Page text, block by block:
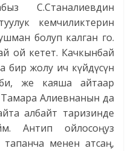
С.Станалиевдин
кемчиликтерин
болуп калган го.
ой кетет. Качкынбай
бир жолу ич күйдүсүн
же каяша айтаар
Тамара Алиевнанын да
албайт таризинде
Антип ойлосоңуз
менен атсаң,